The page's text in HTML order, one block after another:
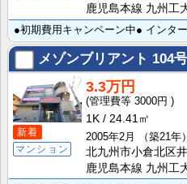
鹿児島本線 九州工
メゾンブリアント 104
新着
マンション
3.3万円
3000円
1K
24.41㎡
2005年2月
（築21年）
北九州市小倉北区
鹿児島本線 九州工